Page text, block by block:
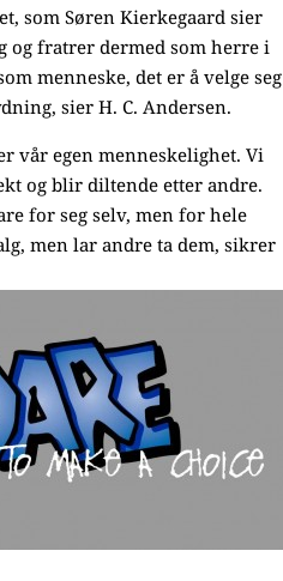
som Søren Kierkegaard sier
og fratrer dermed som herre i
menneske, det er å velge seg
sier H. C. Andersen.
vår egen menneskelighet. Vi
og blir diltende etter andre.
for seg selv, men for hele
men lar andre ta dem, sikrer